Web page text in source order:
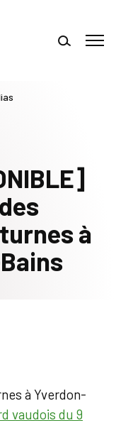
à
à Yverdon-
vaudois du 9